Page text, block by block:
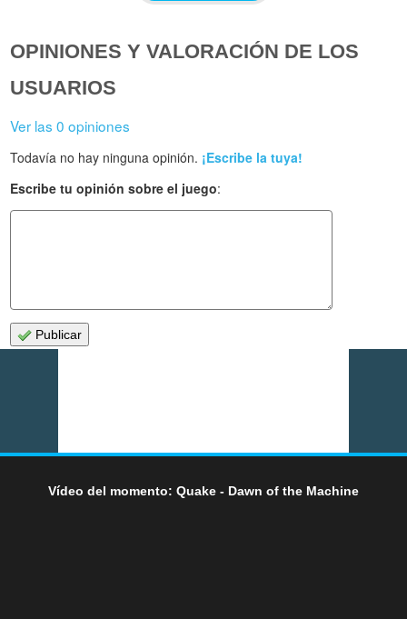
OPINIONES Y VALORACIÓN DE LOS
USUARIOS
Ver las 0 opiniones
Todavía no hay ninguna opinión. ¡Escribe la tuya!
Escribe tu opinión sobre el juego:
Publicar
Vídeo del momento: Quake - Dawn of the Machine